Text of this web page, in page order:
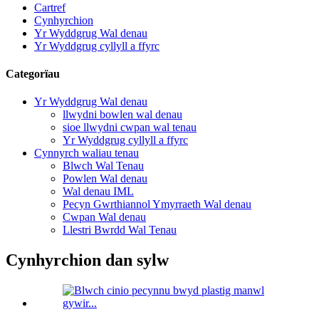
Cartref
Cynhyrchion
Yr Wyddgrug Wal denau
Yr Wyddgrug cyllyll a ffyrc
Categorïau
Yr Wyddgrug Wal denau
llwydni bowlen wal denau
sioe llwydni cwpan wal tenau
Yr Wyddgrug cyllyll a ffyrc
Cynnyrch waliau tenau
Blwch Wal Tenau
Powlen Wal denau
Wal denau IML
Pecyn Gwrthiannol Ymyrraeth Wal denau
Cwpan Wal denau
Llestri Bwrdd Wal Tenau
Cynhyrchion dan sylw